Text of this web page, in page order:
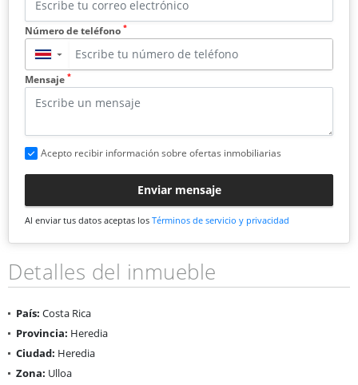
Número de teléfono *
▼
Mensaje *
Acepto recibir información sobre ofertas inmobiliarias
Enviar mensaje
Al enviar tus datos aceptas los Términos de servicio y privacidad
Detalles del inmueble
País: Costa Rica
Provincia: Heredia
Ciudad: Heredia
Zona: Ulloa